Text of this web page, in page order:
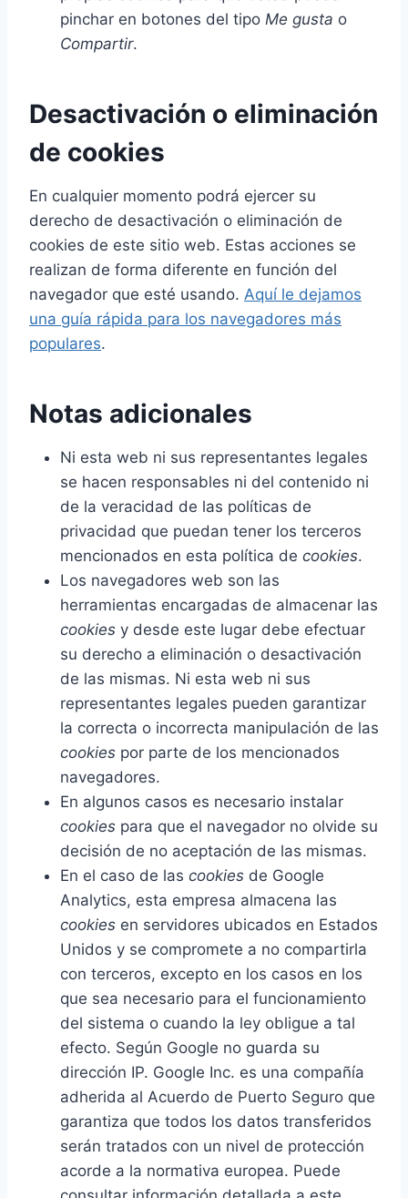
pinchar en botones del tipo Me gusta o
Compartir.
Desactivación o eliminación
de cookies
En cualquier momento podrá ejercer su
derecho de desactivación o eliminación de
cookies de este sitio web. Estas acciones se
realizan de forma diferente en función del
navegador que esté usando. Aquí le dejamos
una guía rápida para los navegadores más
populares.
Notas adicionales
Ni esta web ni sus representantes legales
se hacen responsables ni del contenido ni
de la veracidad de las políticas de
privacidad que puedan tener los terceros
mencionados en esta política de cookies.
Los navegadores web son las
herramientas encargadas de almacenar las
cookies y desde este lugar debe efectuar
su derecho a eliminación o desactivación
de las mismas. Ni esta web ni sus
representantes legales pueden garantizar
la correcta o incorrecta manipulación de las
cookies por parte de los mencionados
navegadores.
En algunos casos es necesario instalar
cookies para que el navegador no olvide su
decisión de no aceptación de las mismas.
En el caso de las cookies de Google
Analytics, esta empresa almacena las
cookies en servidores ubicados en Estados
Unidos y se compromete a no compartirla
con terceros, excepto en los casos en los
que sea necesario para el funcionamiento
del sistema o cuando la ley obligue a tal
efecto. Según Google no guarda su
dirección IP. Google Inc. es una compañía
adherida al Acuerdo de Puerto Seguro que
garantiza que todos los datos transferidos
serán tratados con un nivel de protección
acorde a la normativa europea. Puede